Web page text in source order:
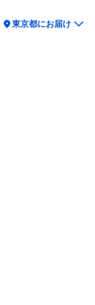
location_on東京都にお届け